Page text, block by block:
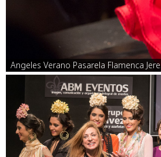
Angeles Verano Pasarela Flamenca